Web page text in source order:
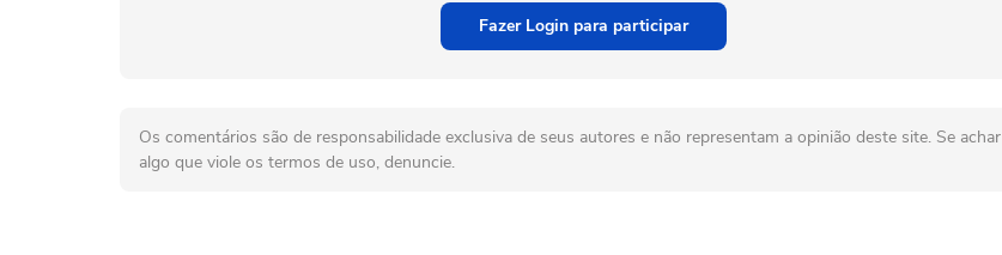
Fazer Login para participar
Os comentários são de responsabilidade exclusiva de seus autores e não representam a opinião deste site. Se achar
algo que viole os termos de uso, denuncie.